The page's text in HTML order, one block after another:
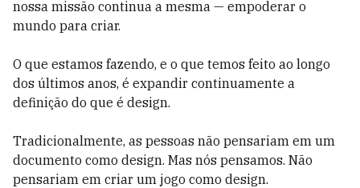
nossa missão continua a mesma — empoderar o
mundo para criar.
O que estamos fazendo, e o que temos feito ao longo
dos últimos anos, é expandir continuamente a
definição do que é design.
Tradicionalmente, as pessoas não pensariam em um
documento como design. Mas nós pensamos. Não
pensariam em criar um jogo como design.